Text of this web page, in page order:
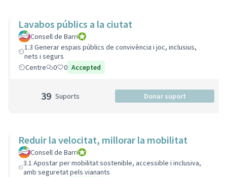
Lavabos públics a la ciutat
Consell de BarriConsell de Barri
1.3 Generar espais públics de convivència i joc, inclusius,
nets i segurs
Centre
0 0 Accepted
39 Suports Donar suport
Reduir la velocitat, millorar la mobilitat
Consell de BarriConsell de Barri
3.1 Apostar per mobilitat sostenible, accessible i inclusiva,
amb seguretat pels vianants